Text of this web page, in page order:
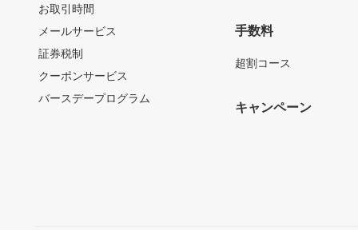
お取引時間
メールサービス
証券税制
クーポンサービス
バースデープログラム
手数料
超割コース
キャンペーン